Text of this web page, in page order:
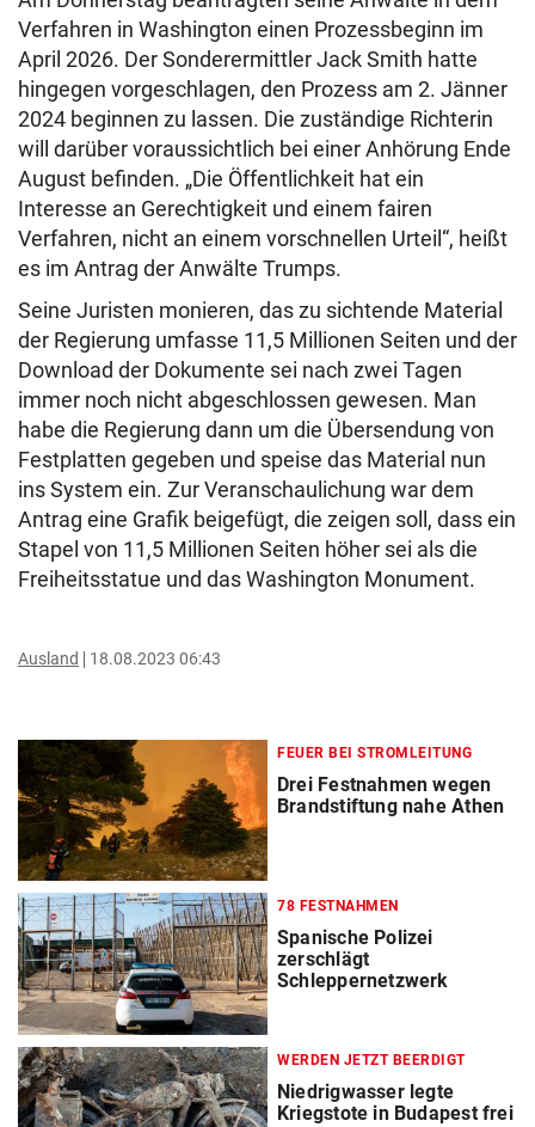
Verfahren in Washington einen Prozessbeginn im
April 2026. Der Sonderermittler Jack Smith hatte
hingegen vorgeschlagen, den Prozess am 2. Jänner
2024 beginnen zu lassen. Die zuständige Richterin
will darüber voraussichtlich bei einer Anhörung Ende
August befinden. „Die Öffentlichkeit hat ein
Interesse an Gerechtigkeit und einem fairen
Verfahren, nicht an einem vorschnellen Urteil“, heißt
es im Antrag der Anwälte Trumps.
Seine Juristen monieren, das zu sichtende Material
der Regierung umfasse 11,5 Millionen Seiten und der
Download der Dokumente sei nach zwei Tagen
immer noch nicht abgeschlossen gewesen. Man
habe die Regierung dann um die Übersendung von
Festplatten gegeben und speise das Material nun
ins System ein. Zur Veranschaulichung war dem
Antrag eine Grafik beigefügt, die zeigen soll, dass ein
Stapel von 11,5 Millionen Seiten höher sei als die
Freiheitsstatue und das Washington Monument.
Ausland 18.08.2023 06:43
FEUER BEI STROMLEITUNG
Drei Festnahmen wegen
Brandstiftung nahe Athen
78 FESTNAHMEN
Spanische Polizei
zerschlägt
Schleppernetzwerk
WERDEN JETZT BEERDIGT
Niedrigwasser legte
Kriegstote in Budapest frei